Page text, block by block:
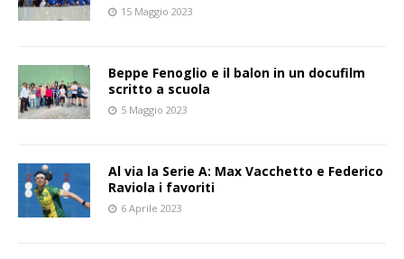
15 Maggio 2023
Beppe Fenoglio e il balon in un docufilm
scritto a scuola
5 Maggio 2023
Al via la Serie A: Max Vacchetto e Federico
Raviola i favoriti
6 Aprile 2023